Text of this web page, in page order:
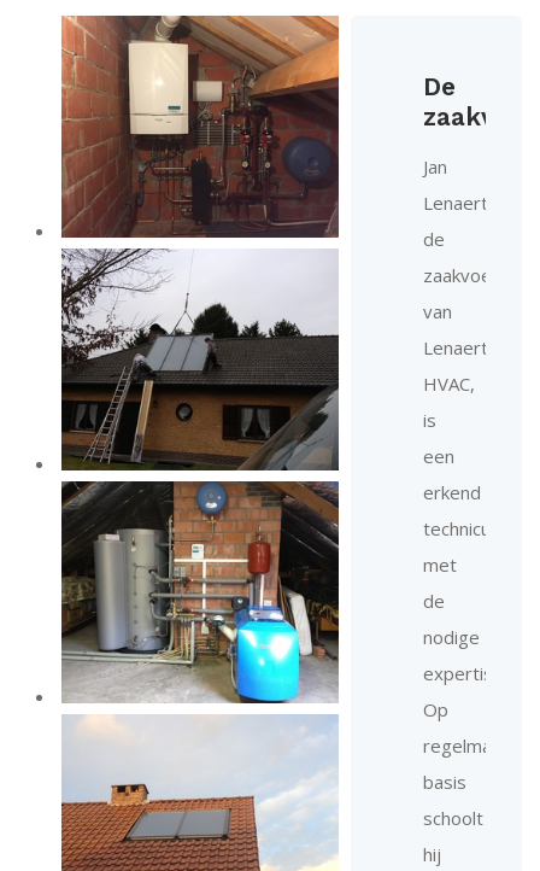
De
Jan
Lenaerts,
de
zaakvoerder
van
Lenaerts
HVAC,
is
een
erkend
technicus
met
de
nodige
expertise.
Op
regelmatige
basis
schoolt
hij